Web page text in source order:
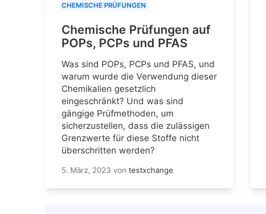
CHEMISCHE PRÜFUNGEN
Chemische Prüfungen auf
POPs, PCPs und PFAS
Was sind POPs, PCPs und PFAS, und
warum wurde die Verwendung dieser
Chemikalien gesetzlich
eingeschränkt? Und was sind
gängige Prüfmethoden, um
sicherzustellen, dass die zulässigen
Grenzwerte für diese Stoffe nicht
überschritten werden?
5. März, 2023 von testxchange